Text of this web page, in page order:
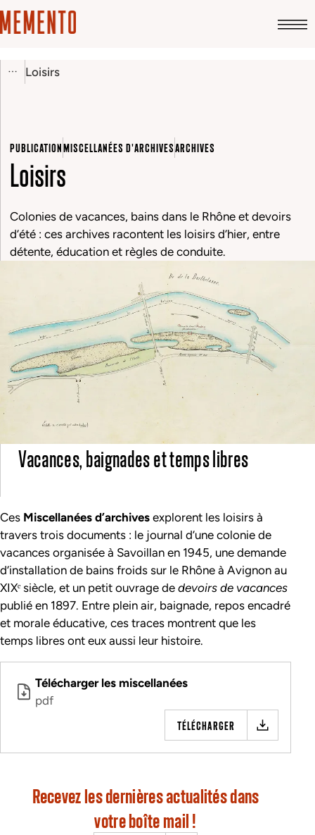
Loisirs
PUBLICATIONMISCELLANÉES D'ARCHIVESARCHIVES
Loisirs
Colonies de vacances, bains dans le Rhône et devoirs
d’été : ces archives racontent les loisirs d’hier, entre
détente, éducation et règles de conduite.
Vacances, baignades et temps libres
Ces Miscellanées d’archives explorent les loisirs à
travers trois documents : le journal d’une colonie de
vacances organisée à Savoillan en 1945, une demande
d’installation de bains froids sur le Rhône à Avignon au
XIXᵉ siècle, et un petit ouvrage de devoirs de vacances
publié en 1897. Entre plein air, baignade, repos encadré
et morale éducative, ces traces montrent que les
temps libres ont eux aussi leur histoire.
Télécharger les miscellanées
pdf
TÉLÉCHARGER
Recevez les dernières actualités dans
votre boîte mail !